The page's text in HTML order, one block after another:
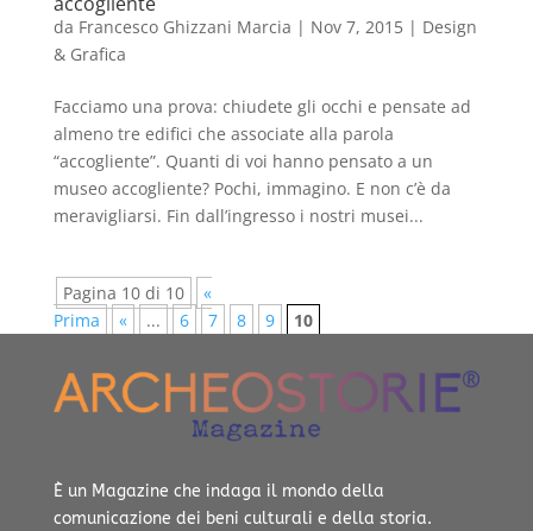
da Francesco Ghizzani Marcia | Nov 7, 2015| Design
& Grafica
​​Facciamo una prova: chiudete gli occhi e pensate ad
almeno tre edifici che associate alla parola
“accogliente”. Quanti di voi hanno pensato a un
museo accogliente? Pochi, immagino. E non c’è da
meravigliarsi. Fin dall’ingresso i nostri musei...
Pagina 10 di 10
«
Prima
« ... 6 7 8 9 10
È un Magazine che indaga il mondo della
comunicazione dei beni culturali e della storia.